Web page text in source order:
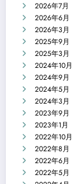
2026年7月
2026年6月
2026年3月
2025年9月
2025年3月
2024年10月
2024年9月
2024年5月
2024年3月
2023年9月
2023年1月
2022年10月
2022年8月
2022年6月
2022年5月